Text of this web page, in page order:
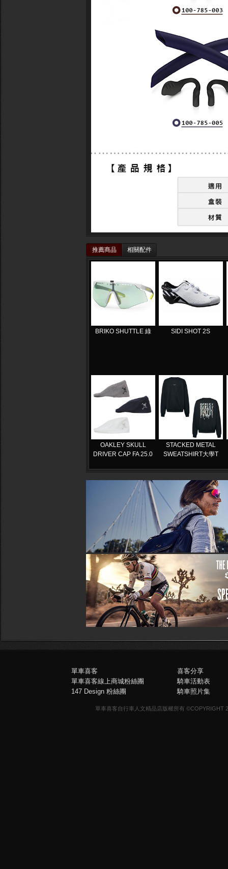
推薦商品 相關配件
BRIKO SHUTTLE 綠 SIDI SHOT 2S
OAKLEY SKULL
DRIVER CAP FA 25.0
STACKED METAL
SWEATSHIRT大學T
單車喜客
單車喜客線上商城粉絲團
147 Design 粉絲團
喜客分享
騎車活動表
騎車照片集
單車喜客自行車人文精品店版權所有